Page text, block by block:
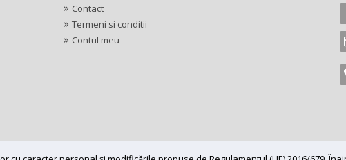
Contact
Termeni si conditii
Contul meu